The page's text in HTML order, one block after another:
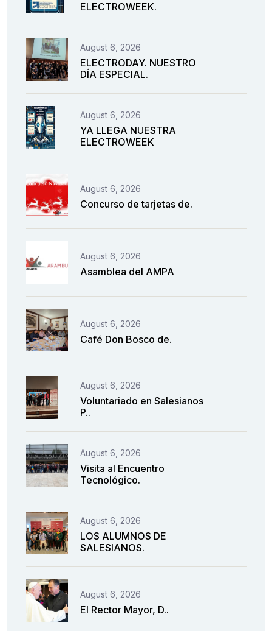
ELECTROWEEK.
August 6, 2026
ELECTRODAY. NUESTRO
DÍA ESPECIAL.
August 6, 2026
YA LLEGA NUESTRA
ELECTROWEEK
August 6, 2026
Concurso de tarjetas de.
August 6, 2026
Asamblea del AMPA
August 6, 2026
Café Don Bosco de.
August 6, 2026
Voluntariado en Salesianos
P..
August 6, 2026
Visita al Encuentro
Tecnológico.
August 6, 2026
LOS ALUMNOS DE
SALESIANOS.
August 6, 2026
El Rector Mayor, D..